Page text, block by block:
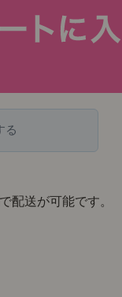
る
で配送が可能です。